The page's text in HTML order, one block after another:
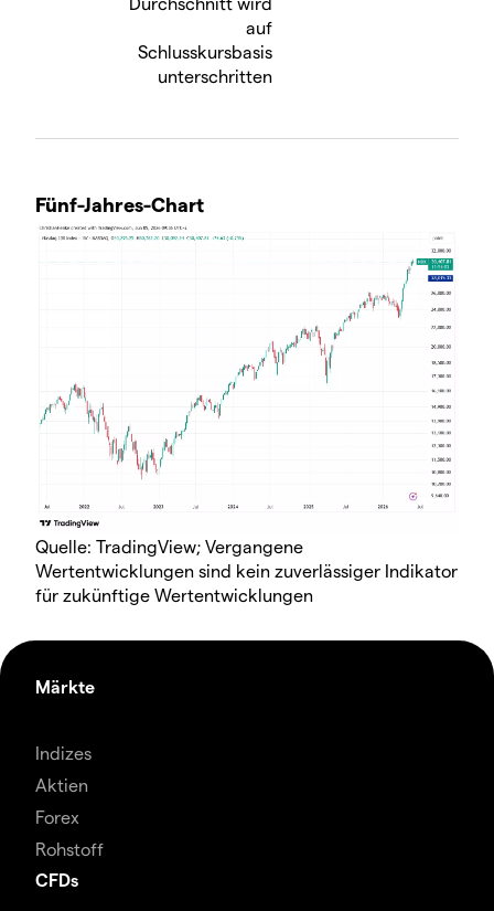
auf
Schlusskursbasis
unterschritten
Fünf-Jahres-Chart
Quelle: TradingView; Vergangene
Wertentwicklungen sind kein zuverlässiger Indikator
für zukünftige Wertentwicklungen
Märkte
Indizes
Aktien
Forex
Rohstoff
CFDs